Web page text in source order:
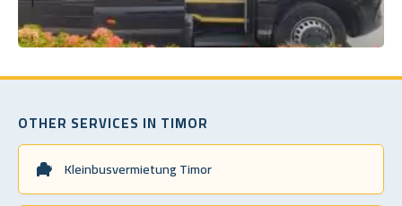
OTHER SERVICES IN TIMOR
Kleinbusvermietung Timor